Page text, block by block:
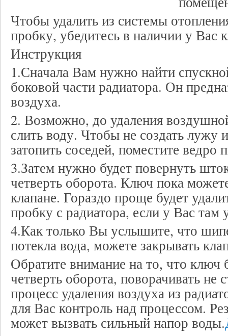
Чтобы удалить из системы
пробку, убедитесь в наличии у Вас
Инструкция
1.Сначала Вам нужно найти
боковой части радиатора. Он
воздуха.
2. Возможно, до удаления
слить воду. Чтобы не создать лужу
затопить соседей, поместите ведро
3.Затем нужно будет повернуть
четверть оборота. Ключ пока
клапане. Гораздо проще будет
пробку с радиатора, если у Вас там
4.Как только Вы услышите, что
потекла вода, можете закрывать
Обратите внимание на то, что ключ
четверть оборота, поворачивать не
процесс удаления воздуха из
для Вас контроль над процессом.
может вызвать сильный напор воды.